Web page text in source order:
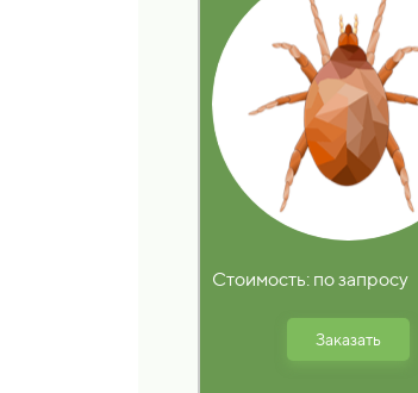
Стоимость: по запросу
Заказать